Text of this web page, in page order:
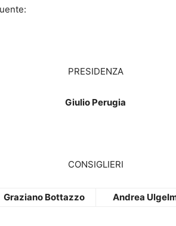
PRESIDENZA
Giulio Perugia
CONSIGLIERI
Graziano Bottazzo Andrea